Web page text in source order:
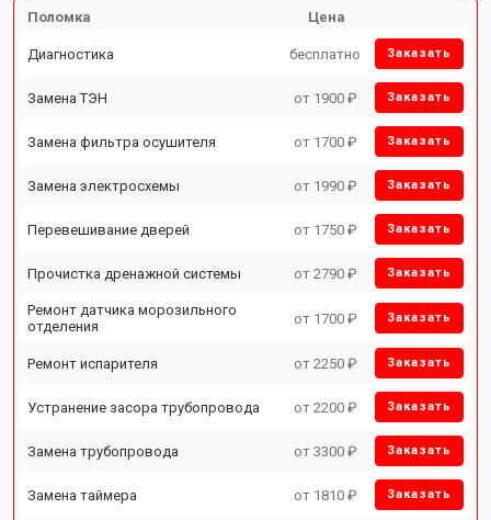
Поломка Цена
Диагностика бесплатно Заказать
Замена ТЭН от 1900 ₽ Заказать
Замена фильтра осушителя от 1700 ₽ Заказать
Замена электросхемы от 1990 ₽ Заказать
Перевешивание дверей от 1750 ₽ Заказать
Прочистка дренажной системы от 2790 ₽ Заказать
Ремонт датчика морозильного
отделения
от 1700 ₽ Заказать
Ремонт испарителя от 2250 ₽ Заказать
Устранение засора трубопровода от 2200 ₽ Заказать
Замена трубопровода от 3300 ₽ Заказать
Замена таймера от 1810 ₽ Заказать